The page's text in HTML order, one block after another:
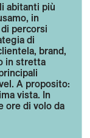
abitanti più
in
percorsi
di
brand,
in stretta
A proposito:
vista. In
ore di volo da